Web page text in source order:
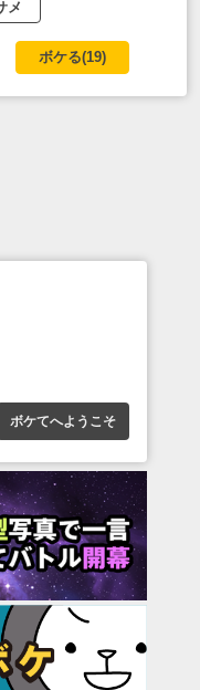
メ
ボケる(19)
ボケてへようこそ